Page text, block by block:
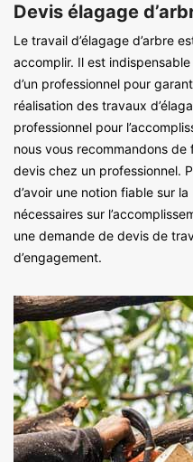
Devis élagage
Le travail d’élagage d’arbre
accomplir. Il est
d’un professionnel pour
réalisation des travaux
professionnel pour
nous vous recommandons de
devis chez un professionnel.
d’avoir une notion fiable sur
nécessaires sur
une demande de devis de
d’engagement.